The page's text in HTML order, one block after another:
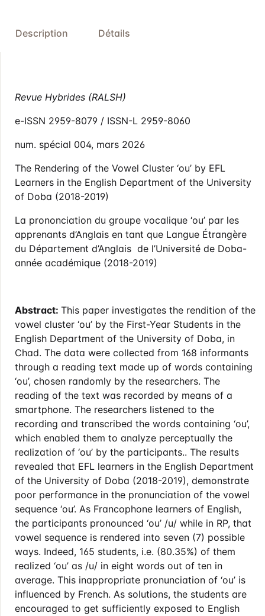
Description Détails
Revue Hybrides (RALSH)
e-ISSN 2959-8079 / ISSN-L 2959-8060
num. spécial 004, mars 2026
The Rendering of the Vowel Cluster ‘ou’ by EFL
Learners in the English Department of the University
of Doba (2018-2019)
La prononciation du groupe vocalique ‘ou’ par les
apprenants d’Anglais en tant que Langue Étrangère
du Département d’Anglais de l’Université de Doba-
année académique (2018-2019)
Abstract: This paper investigates the rendition of the
vowel cluster ‘ou’ by the First-Year Students in the
English Department of the University of Doba, in
Chad. The data were collected from 168 informants
through a reading text made up of words containing
‘ou’, chosen randomly by the researchers. The
reading of the text was recorded by means of a
smartphone. The researchers listened to the
recording and transcribed the words containing ‘ou’,
which enabled them to analyze perceptually the
realization of ‘ou’ by the participants.. The results
revealed that EFL learners in the English Department
of the University of Doba (2018-2019), demonstrate
poor performance in the pronunciation of the vowel
sequence ‘ou’. As Francophone learners of English,
the participants pronounced ‘ou’ /u/ while in RP, that
vowel sequence is rendered into seven (7) possible
ways. Indeed, 165 students, i.e. (80.35%) of them
realized ‘ou’ as /u/ in eight words out of ten in
average. This inappropriate pronunciation of ‘ou’ is
influenced by French. As solutions, the students are
encouraged to get sufficiently exposed to English